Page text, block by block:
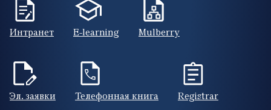
Интранет E-learning Mulberry
Эл. заявки Телефонная книга Registrar